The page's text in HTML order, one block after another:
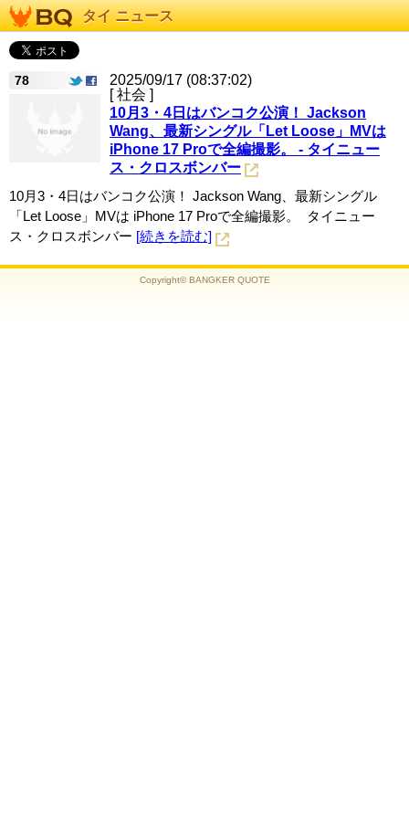
タイ ニュース
78
2025/09/17 (08:37:02)
[ 社会 ]
10月3・4日はバンコク公演！ Jackson
Wang、最新シングル「Let Loose」MVは
iPhone 17 Proで全編撮影。 - タイニュー
ス・クロスボンバー
10月3・4日はバンコク公演！ Jackson Wang、最新シングル
「Let Loose」MVは iPhone 17 Proで全編撮影。 タイニュー
ス・クロスボンバー [続きを読む]
Copyright© BANGKER QUOTE